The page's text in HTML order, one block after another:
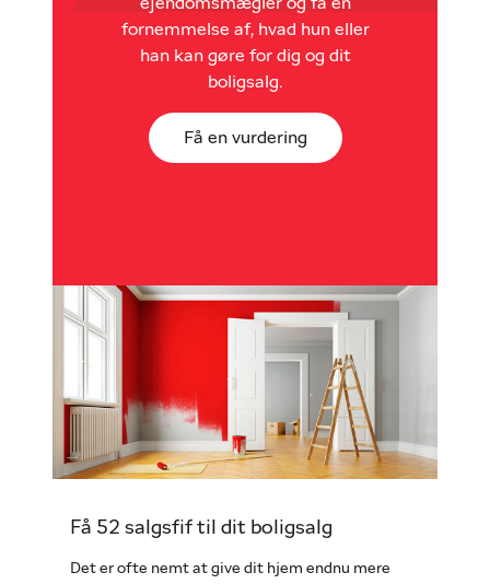
fornemmelse af, hvad hun eller
han kan gøre for dig og dit
boligsalg.
Få en vurdering
Få 52 salgsfif til dit boligsalg
Det er ofte nemt at give dit hjem endnu mere